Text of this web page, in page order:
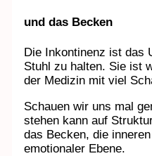
und das Becken
Die Inkontinenz ist das
Stuhl zu halten. Sie ist
der Medizin mit viel
Schauen wir uns mal
stehen kann auf
das Becken, die
emotionaler Ebene.